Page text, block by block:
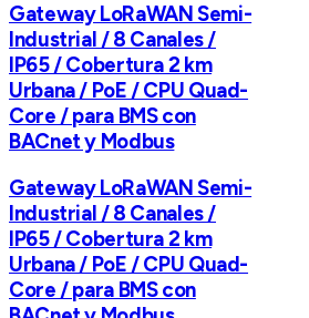
Gateway LoRaWAN Semi-
Industrial / 8 Canales /
IP65 / Cobertura 2 km
Urbana / PoE / CPU Quad-
Core / para BMS con
BACnet y Modbus
Gateway LoRaWAN Semi-
Industrial / 8 Canales /
IP65 / Cobertura 2 km
Urbana / PoE / CPU Quad-
Core / para BMS con